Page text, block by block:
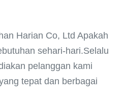
Harian Co, Ltd Apakah
sehari-hari.Selalu
pelanggan kami
tepat dan berbagai